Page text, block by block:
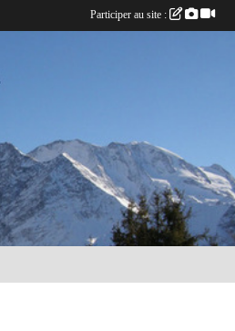
Participer au site :